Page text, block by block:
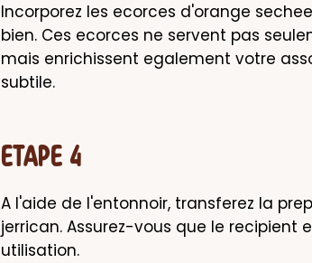
Incorporez les ecorces d'orange
bien. Ces ecorces ne servent pas
mais enrichissent egalement votre
subtile.
ETAPE 4
A l'aide de l'entonnoir, transferez la
jerrican. Assurez-vous que le recipient
utilisation.